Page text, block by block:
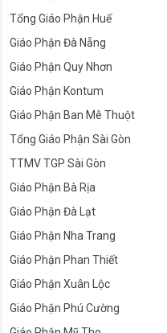
Tổng Giáo Phận Huế
Giáo Phận Đà Nẵng
Giáo Phận Quy Nhơn
Giáo Phận Kontum
Giáo Phận Ban Mê Thuột
Tổng Giáo Phận Sài Gòn
TTMV TGP Sài Gòn
Giáo Phận Bà Rịa
Giáo Phận Đà Lạt
Giáo Phận Nha Trang
Giáo Phận Phan Thiết
Giáo Phận Xuân Lộc
Giáo Phận Phú Cường